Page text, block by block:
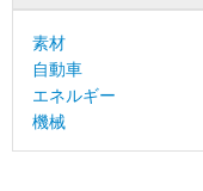
素材
自動車
エネルギー
機械